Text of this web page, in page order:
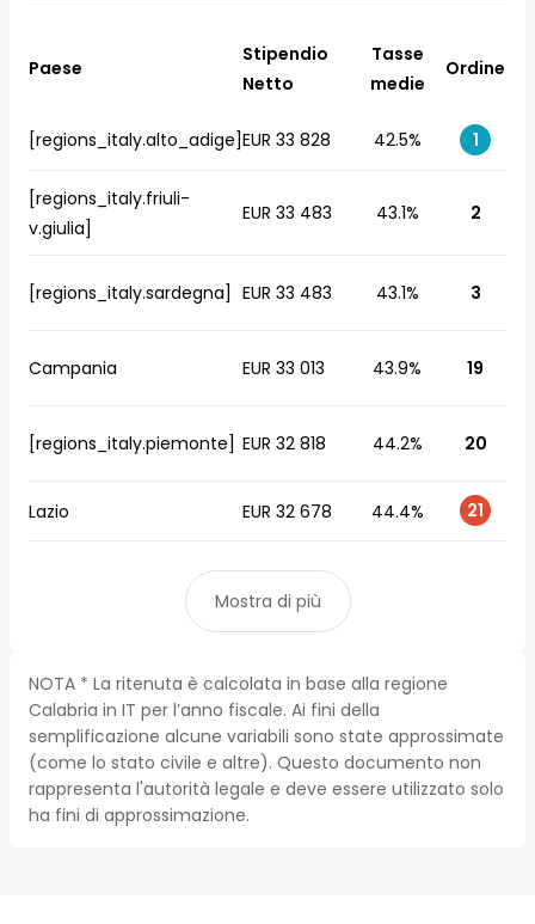
Paese
Stipendio
Netto
Tasse
medie
Ordine
[regions_italy.alto_adige]EUR 33 828 42.5% 1
[regions_italy.friuli-
v.giulia]
EUR 33 483 43.1% 2
[regions_italy.sardegna] EUR 33 483 43.1% 3
Campania EUR 33 013 43.9% 19
[regions_italy.piemonte] EUR 32 818 44.2% 20
Lazio EUR 32 678 44.4% 21
Mostra di più
NOTA * La ritenuta è calcolata in base alla regione
Calabria in IT per l’anno fiscale. Ai fini della
semplificazione alcune variabili sono state approssimate
(come lo stato civile e altre). Questo documento non
rappresenta l'autorità legale e deve essere utilizzato solo
ha fini di approssimazione.